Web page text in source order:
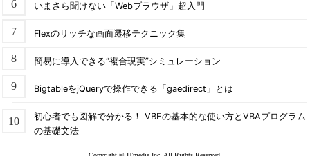
いまさら聞けない「Webブラウザ」超入門
Flexのリッチな画面遷移テクニック集
簡易に導入できる“複合現実”シミュレーション
BigtableをjQueryで操作できる「gaedirect」とは
初心者でも図解で分かる！ VBEの基本的な使い方とVBAプログラム
の基礎文法